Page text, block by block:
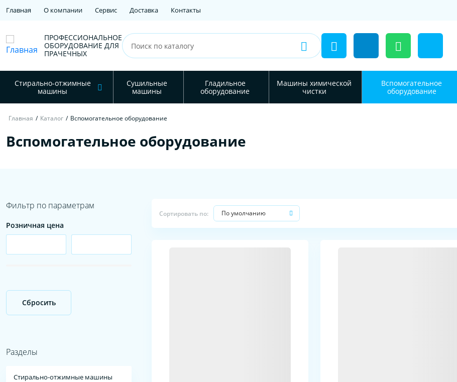
Главная О компании Сервис Доставка Контакты
ПРОФЕССИОНАЛЬНОЕ
ОБОРУДОВАНИЕ ДЛЯ
ПРАЧЕЧНЫХ
Стирально-отжимные
машины
Сушильные
машины
Гладильное
оборудование
Машины химической
чистки
Вспомогательное
оборудование
Главная / Каталог / Вспомогательное оборудование
Вспомогательное оборудование
Фильтр по параметрам
Розничная цена
Сбросить
Разделы
Стирально-отжимные машины
Сортировать по: По умолчанию